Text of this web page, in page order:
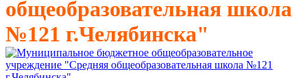
общеобразовательная школа
№121 г.Челябинска"